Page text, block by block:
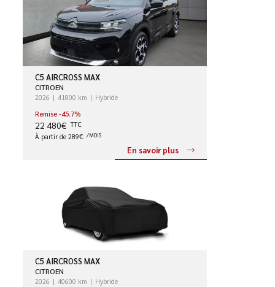
C5 AIRCROSS MAX
CITROEN
2026 41800 km
Hybride
Remise -45.7%
22 480€ TTC
À partir de 289€ /MOIS
En savoir plus
C5 AIRCROSS MAX
CITROEN
2026 40600 km
Hybride